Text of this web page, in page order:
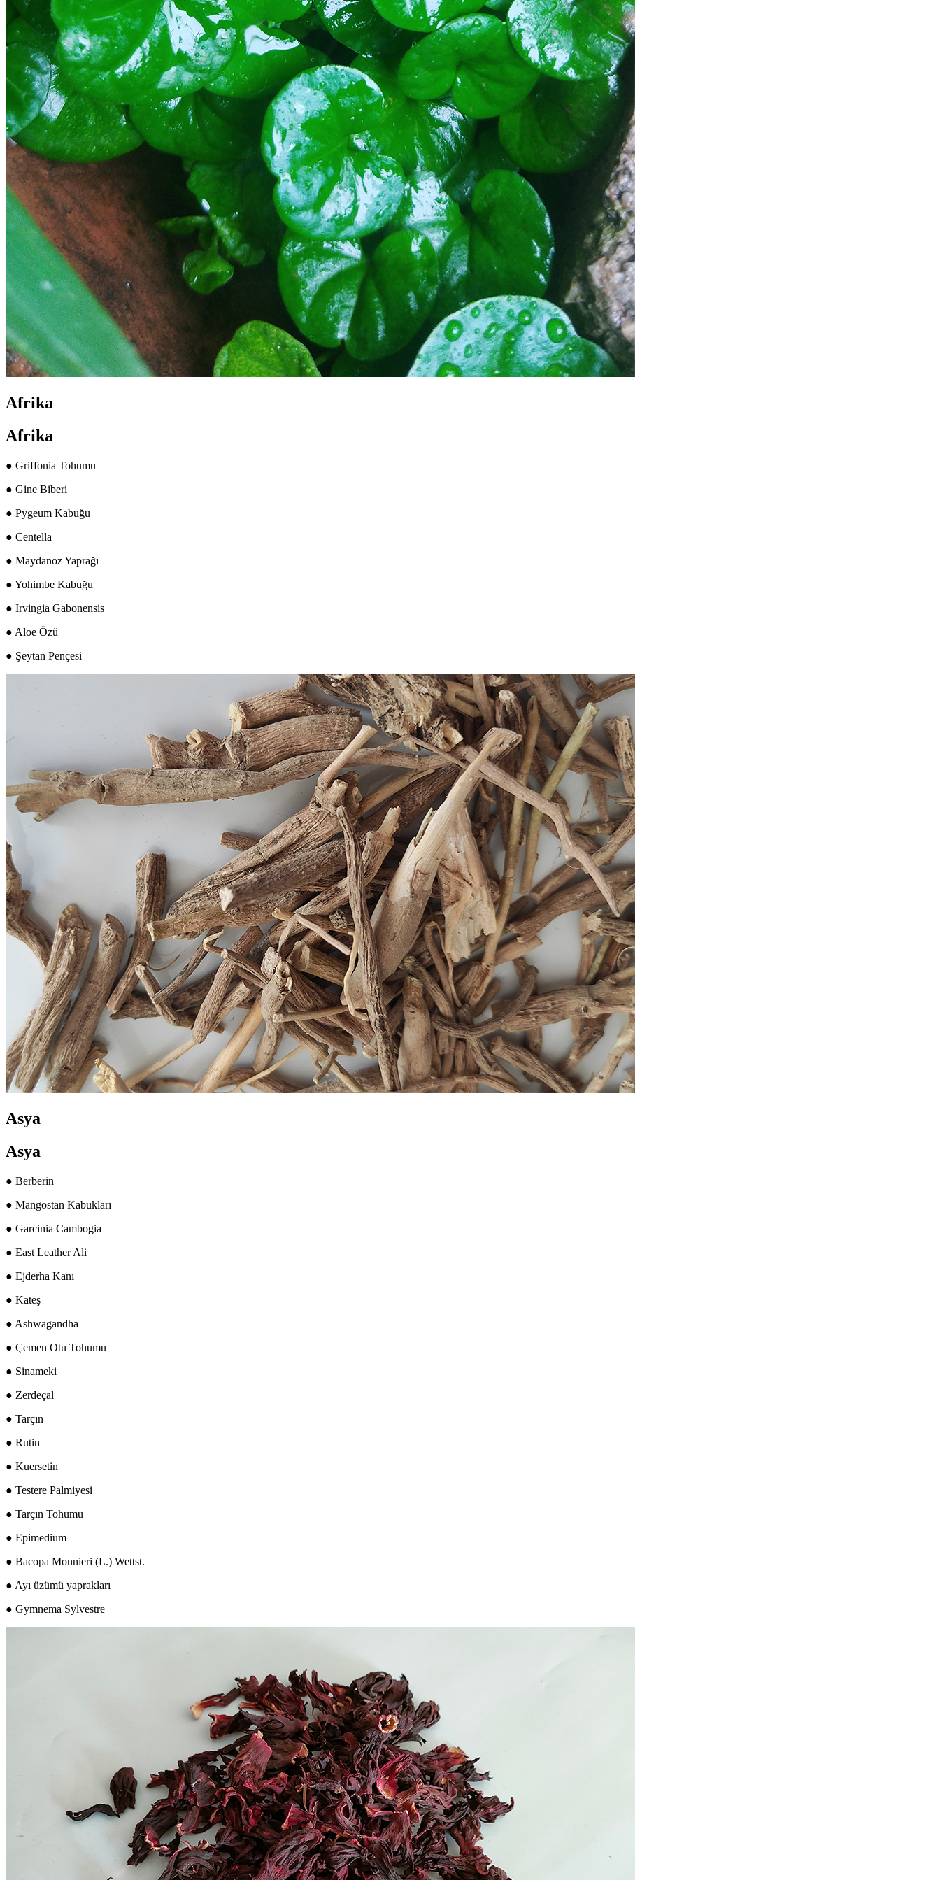
Afrika
Afrika
● Griffonia Tohumu
● Gine Biberi
● Pygeum Kabuğu
● Centella
● Maydanoz Yaprağı
● Yohimbe Kabuğu
● Irvingia Gabonensis
● Aloe Özü
● Şeytan Pençesi
Asya
Asya
● Berberin
● Mangostan Kabukları
● Garcinia Cambogia
● East Leather Ali
● Ejderha Kanı
● Kateş
● Ashwagandha
● Çemen Otu Tohumu
● Sinameki
● Zerdeçal
● Tarçın
● Rutin
● Kuersetin
● Testere Palmiyesi
● Tarçın Tohumu
● Epimedium
● Bacopa Monnieri (L.) Wettst.
● Ayı üzümü yaprakları
● Gymnema Sylvestre